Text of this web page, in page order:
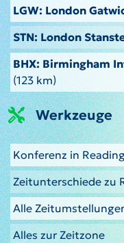
LGW: London
STN: London
BHX: Birmingham
(123 km)
Werkzeuge
Konferenz in
Zeitunterschiede zu
Alle
Alles zur Zeitzone